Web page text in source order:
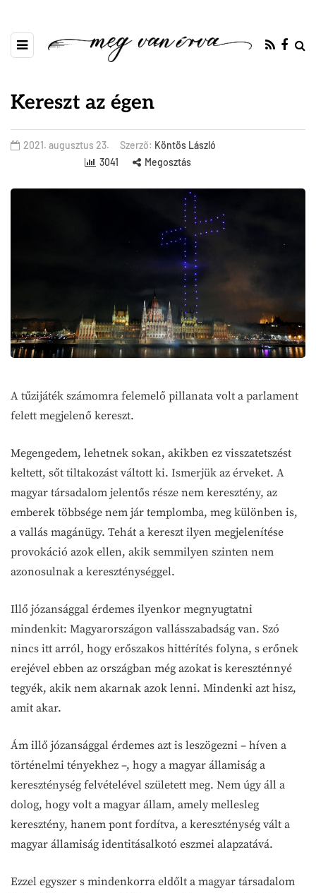
Kereszt az égen
2021. augusztus 23. Szerző: Köntös László
3041
Megosztás
A tűzijáték számomra felemelő pillanata volt a parlament
felett megjelenő kereszt.
Megengedem, lehetnek sokan, akikben ez visszatetszést
keltett, sőt tiltakozást váltott ki. Ismerjük az érveket. A
magyar társadalom jelentős része nem keresztény, az
emberek többsége nem jár templomba, meg különben is,
a vallás magánügy. Tehát a kereszt ilyen megjelenítése
provokáció azok ellen, akik semmilyen szinten nem
azonosulnak a kereszténységgel.
Illő józansággal érdemes ilyenkor megnyugtatni
mindenkit: Magyarországon vallásszabadság van. Szó
nincs itt arról, hogy erőszakos hittérítés folyna, s erőnek
erejével ebben az országban még azokat is kereszténnyé
tegyék, akik nem akarnak azok lenni. Mindenki azt hisz,
amit akar.
Ám illő józansággal érdemes azt is leszögezni – híven a
történelmi tényekhez –, hogy a magyar államiság a
kereszténység felvételével született meg. Nem úgy áll a
dolog, hogy volt a magyar állam, amely mellesleg
keresztény, hanem pont fordítva, a kereszténység vált a
magyar államiság identitásalkotó eszmei alapzatává.
Ezzel egyszer s mindenkorra eldőlt a magyar társadalom